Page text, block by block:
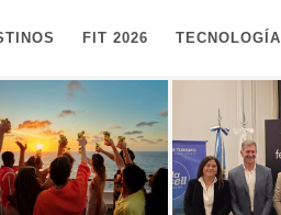
FIT 2026 TECNOLOGÍA